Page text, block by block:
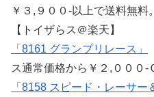
￥３,９００-以上で送料無料。
【トイザらス＠楽天】
「8161 グランプリレース」
ス通常価格から￥２,０００-
「8158 スピード・レーサー